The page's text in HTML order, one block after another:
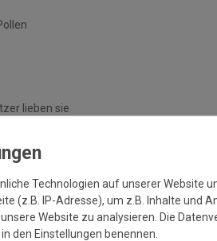
lieben sie
Böden
Technologien auf unserer Website
(z.B. IP-Adresse), um z.B. Inhalte und
Website zu analysieren. Die
den Einstellungen benennen.